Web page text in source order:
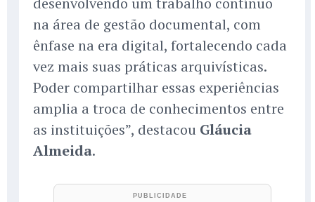
na área de gestão documental, com
ênfase na era digital, fortalecendo cada
vez mais suas práticas arquivísticas.
Poder compartilhar essas experiências
amplia a troca de conhecimentos entre
as instituições”, destacou Gláucia
Almeida.